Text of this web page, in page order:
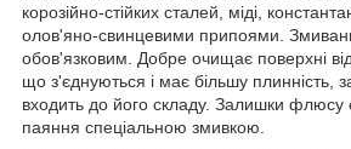
корозійно-стійких сталей, міді,
олов'яно-свинцевими припоями.
обов'язковим. Добре очищає поверхні
що з'єднуються і має більшу плинність,
входить до його складу. Залишки флюсу
паяння спеціальною змивкою.